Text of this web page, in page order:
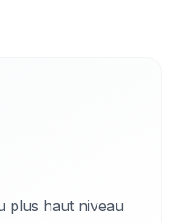
plus haut niveau